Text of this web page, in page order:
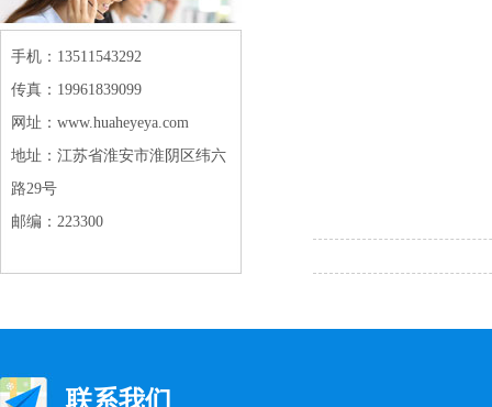
手机：13511543292
传真：19961839099
网址：www.huaheyeya.com
地址：江苏省淮安市淮阴区纬六
路29号
邮编：223300
联系我们